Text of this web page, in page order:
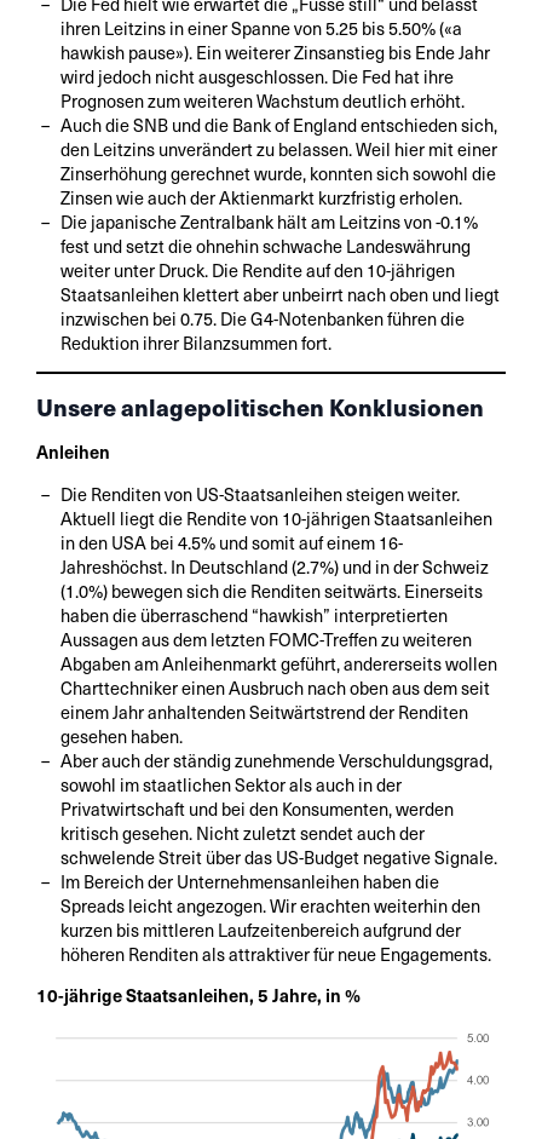
ihren Leitzins in einer Spanne von 5.25 bis 5.50% («a
hawkish pause»). Ein weiterer Zinsanstieg bis Ende Jahr
wird jedoch nicht ausgeschlossen. Die Fed hat ihre
Prognosen zum weiteren Wachstum deutlich erhöht.
Auch die SNB und die Bank of England entschieden sich,
den Leitzins unverändert zu belassen. Weil hier mit einer
Zinserhöhung gerechnet wurde, konnten sich sowohl die
Zinsen wie auch der Aktienmarkt kurzfristig erholen.
Die japanische Zentralbank hält am Leitzins von -0.1%
fest und setzt die ohnehin schwache Landeswährung
weiter unter Druck. Die Rendite auf den 10-jährigen
Staatsanleihen klettert aber unbeirrt nach oben und liegt
inzwischen bei 0.75. Die G4-Notenbanken führen die
Reduktion ihrer Bilanzsummen fort.
Unsere anlagepolitischen Konklusionen
Anleihen
Die Renditen von US-Staatsanleihen steigen weiter.
Aktuell liegt die Rendite von 10-jährigen Staatsanleihen
in den USA bei 4.5% und somit auf einem 16-
Jahreshöchst. In Deutschland (2.7%) und in der Schweiz
(1.0%) bewegen sich die Renditen seitwärts. Einerseits
haben die überraschend “hawkish” interpretierten
Aussagen aus dem letzten FOMC-Treffen zu weiteren
Abgaben am Anleihenmarkt geführt, andererseits wollen
Charttechniker einen Ausbruch nach oben aus dem seit
einem Jahr anhaltenden Seitwärtstrend der Renditen
gesehen haben.
Aber auch der ständig zunehmende Verschuldungsgrad,
sowohl im staatlichen Sektor als auch in der
Privatwirtschaft und bei den Konsumenten, werden
kritisch gesehen. Nicht zuletzt sendet auch der
schwelende Streit über das US-Budget negative Signale.
Im Bereich der Unternehmensanleihen haben die
Spreads leicht angezogen. Wir erachten weiterhin den
kurzen bis mittleren Laufzeitenbereich aufgrund der
höheren Renditen als attraktiver für neue Engagements.
10-jährige Staatsanleihen, 5 Jahre, in %